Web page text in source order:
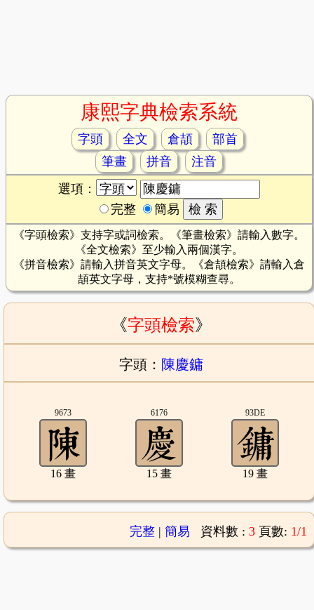
康熙字典檢索系統
字頭 全文 倉頡
部首
筆畫
拼音
注音
選項：
完整
簡易
《字頭檢索》支持字或詞檢索。《筆畫檢索》請輸入數字。
《全文檢索》至少輸入兩個漢字。
《拼音檢索》請輸入拼音英文字母。《倉頡檢索》請輸入倉
頡英文字母，支持*號模糊查尋。
《字頭檢索》
字頭： 陳慶鏞
9673
16 畫
6176
15 畫
93DE
19 畫
完整| 簡易 資料數 : 3 頁數: 1/1